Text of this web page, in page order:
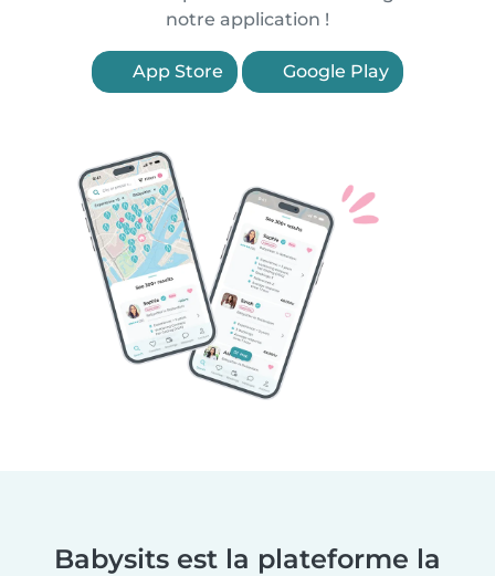
notre application !
App Store Google Play
Babysits est la plateforme la